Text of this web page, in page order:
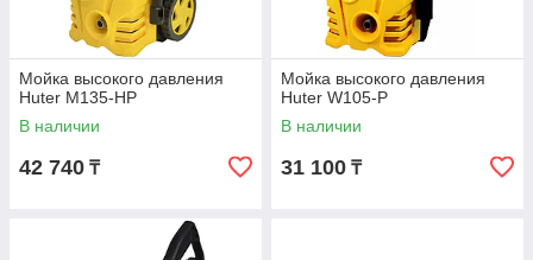
Мойка высокого давления
Huter M135-HP
В наличии
42 740 ₸
Мойка высокого давления
Huter W105-P
В наличии
31 100 ₸